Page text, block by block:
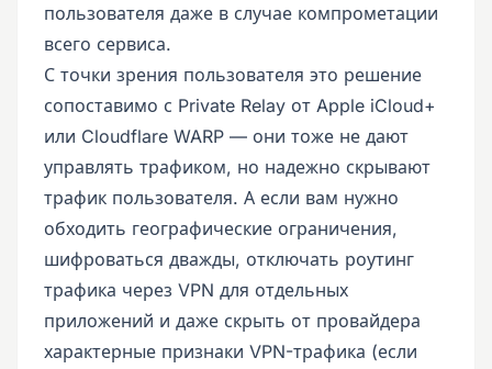
пользователя даже в случае компрометации
всего сервиса.
С точки зрения пользователя это решение
сопоставимо с Private Relay от Apple iCloud+
или Cloudflare WARP — они тоже не дают
управлять трафиком, но надежно скрывают
трафик пользователя. А если вам нужно
обходить географические ограничения,
шифроваться дважды, отключать роутинг
трафика через VPN для отдельных
приложений и даже скрыть от провайдера
характерные признаки VPN-трафика (если